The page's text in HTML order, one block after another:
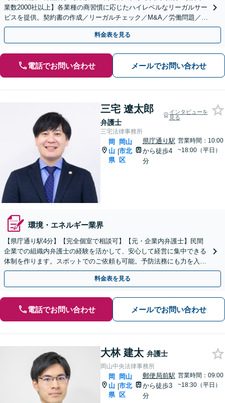
業数2000社以上】各業種の商習慣に応じたハイレベルなリーガルサー
ビスを提供。契約書の作成／リーガルチェック／M&A／労働問題／知
的財産等、お任せください【他士業連携可能】
料金表を見る
電話でお問い合わせ メールでお問い合わせ
三宅 遼太郎
弁護士
インタビューを
見る
三宅法律事務所
岡
山
県
|
岡山
市北
区
県庁通り駅
から徒歩4
分
営業時間：10:00
~18:00（平日）
環境・エネルギー業界
【県庁通り駅4分】【完全個室で相談可】【元・企業内弁護士】民間
企業での組織内弁護士の経験を活かして、安心して経営に集中できる
体制を作ります。スポットでのご依頼も可能。予防法務にも力を入れ
ています。【夜間・休日相談可能】
料金表を見る
電話でお問い合わせ メールでお問い合わせ
大林 建太 弁護士
岡山中央法律事務所
岡
山
県
|
岡山
市北
区
郵便局前駅
から徒歩3
分
営業時間：09:00
~18:30（平日）